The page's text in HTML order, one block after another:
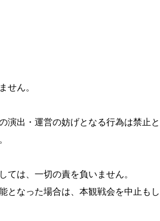
せん。
演出・運営の妨げとなる行為は禁止と
ては、一切の責を負いません。
となった場合は、本観戦会を中止もし